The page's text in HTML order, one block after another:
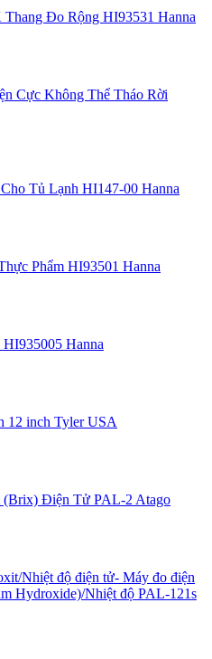
Đo Rộng HI93531 Hanna
Cực Không Thể Tháo Rời
Tủ Lạnh HI147-00 Hanna
Phẩm HI93501 Hanna
Hanna
12 inch Tyler USA
Điện Tử PAL-2 Atago
Nhiệt độ điện tử- Máy đo điện
Hydroxide)/Nhiệt độ PAL-121s